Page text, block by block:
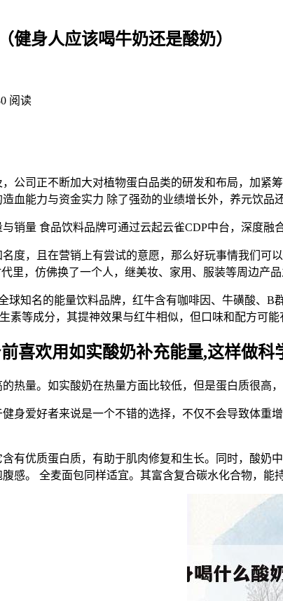
健身人应该喝牛奶还是酸奶）
阅读
公司正不断加大对植物蛋白品类的研发和布局，加
血能力与资金实力 除了强劲的业绩增长外，养元饮品
销量 食品饮料品牌可通过云起云雀CDP中台，深度
度，且在营销上有尝试的意愿，那么好玩事情我们可
里，仿佛换了一个人，继美妆、家用、服装等周边产
球知名的能量饮料品牌，红牛含有咖啡因、牛磺酸、
素等成分，其提神效果与红牛相似，但口味和配方可能
喜欢用如实酸奶补充能量,这样做科
热量。如实酸奶在热量方面比较低，但是蛋白质很高
身爱好者来说是一个不错的选择，不仅不会导致体
有优质蛋白质，有助于肌肉修复和生长。同时，酸
感。 全麦面包同样适宜。其富含复合碳水化合物，能